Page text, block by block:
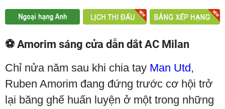
⚽ Amorim sáng cửa dẫn dắt AC Milan
Chỉ nửa năm sau khi chia tay Man Utd ,
Ruben Amorim đang đứng trước cơ hội trở
lại băng ghế huấn luyện ở một trong những